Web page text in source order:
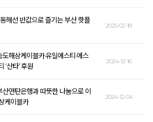
해선 반값으로 즐기는 부산 핫플
2025-02-18
해상케이블카·유일에스티·에스
‘산타’ 후원
2024-12-16
산연탄은행과 따뜻한 나눔으로 이
케이블카
2024-12-04